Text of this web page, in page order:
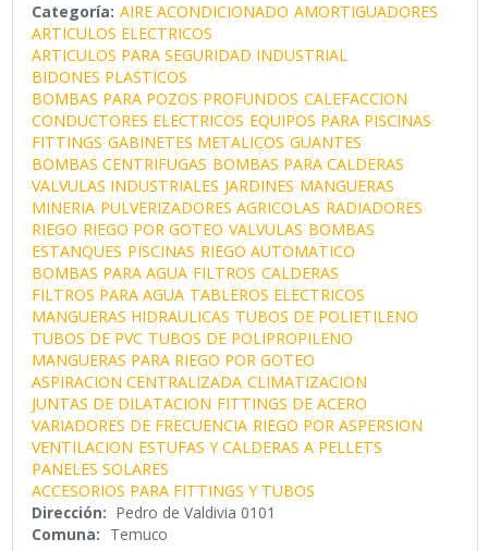
Categoría: AIRE ACONDICIONADO AMORTIGUADORES
ARTICULOS ELECTRICOS
ARTICULOS PARA SEGURIDAD INDUSTRIAL
BIDONES PLASTICOS
BOMBAS PARA POZOS PROFUNDOS CALEFACCION
CONDUCTORES ELECTRICOS EQUIPOS PARA PISCINAS
FITTINGS GABINETES METALICOS GUANTES
BOMBAS CENTRIFUGAS BOMBAS PARA CALDERAS
VALVULAS INDUSTRIALES JARDINES MANGUERAS
MINERIA PULVERIZADORES AGRICOLAS RADIADORES
RIEGO RIEGO POR GOTEO VALVULAS BOMBAS
ESTANQUES PISCINAS RIEGO AUTOMATICO
BOMBAS PARA AGUA FILTROS CALDERAS
FILTROS PARA AGUA TABLEROS ELECTRICOS
MANGUERAS HIDRAULICAS TUBOS DE POLIETILENO
TUBOS DE PVC TUBOS DE POLIPROPILENO
MANGUERAS PARA RIEGO POR GOTEO
ASPIRACION CENTRALIZADA CLIMATIZACION
JUNTAS DE DILATACION FITTINGS DE ACERO
VARIADORES DE FRECUENCIA RIEGO POR ASPERSION
VENTILACION ESTUFAS Y CALDERAS A PELLETS
PANELES SOLARES
ACCESORIOS PARA FITTINGS Y TUBOS
Dirección: Pedro de Valdivia 0101
Comuna: Temuco